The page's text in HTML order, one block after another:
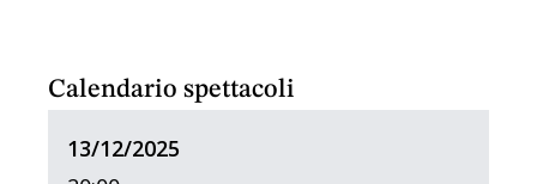
Calendario spettacoli
13/12/2025